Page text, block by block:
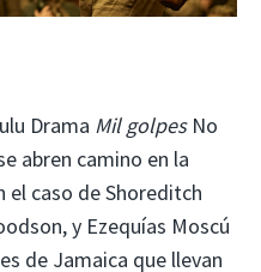
Drama Mil golpesNo
abren camino en la
caso de Shoreditch
y Ezequías Moscú
de Jamaica que llevan